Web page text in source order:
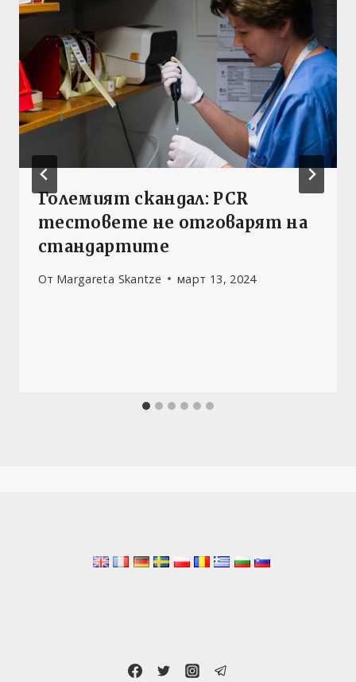
Големият скандал: PCR
тестовете не отговарят на
стандартите
От Margareta Skantze март 13, 2024